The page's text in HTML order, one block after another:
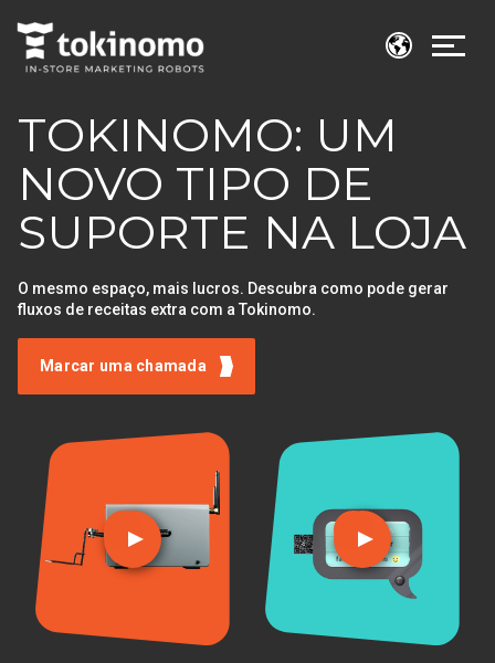
TOKINOMO: UM
NOVO TIPO DE
SUPORTE NA LOJA
O mesmo espaço, mais lucros. Descubra como pode gerar
fluxos de receitas extra com a Tokinomo.
Marcar uma chamada